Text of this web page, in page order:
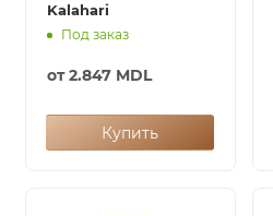
Kalahari
Под заказ
от2.847 MDL
Купить